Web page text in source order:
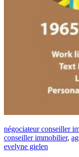
négociateur conseiller
conseiller immobilier,
evelyne gielen